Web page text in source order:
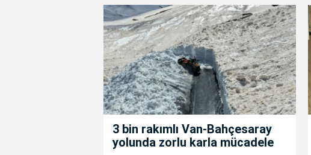
3 bin rakımlı Van-Bahçesaray
yolunda zorlu karla mücadele